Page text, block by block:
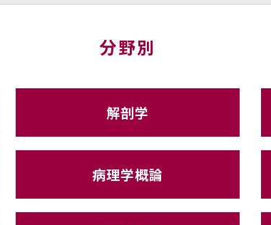
分野別
解剖学
病理学概論